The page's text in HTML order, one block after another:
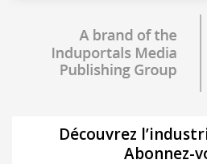
Découvrez
Abonnez-